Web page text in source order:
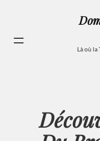
contenu
Là où la